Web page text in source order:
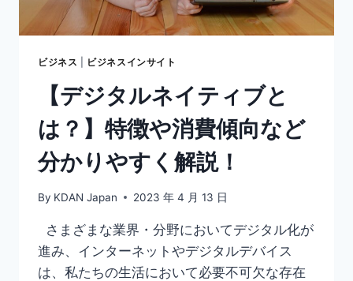
ポ
イ
ト
お
す
す
め
ツ
ー
底
解
説
ビジネス ビジネスインサイト
【デジタルネイティブと
は？】特徴や消費傾向など
分かりやすく解説！
By KDAN Japan 2023 年 4 月 13 日
さまざまな業界・分野においてデジタル化が
進み、インターネットやデジタルデバイス
は、私たちの生活において必要不可欠な存在